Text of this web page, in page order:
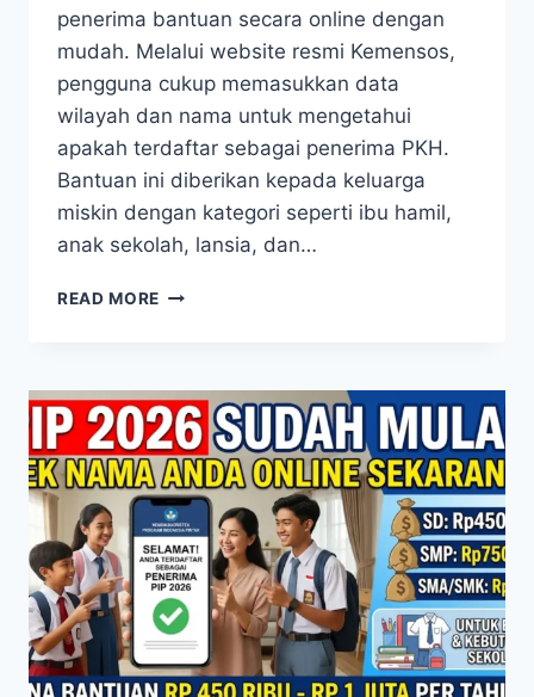
penerima bantuan secara online dengan
mudah. Melalui website resmi Kemensos,
pengguna cukup memasukkan data
wilayah dan nama untuk mengetahui
apakah terdaftar sebagai penerima PKH.
Bantuan ini diberikan kepada keluarga
miskin dengan kategori seperti ibu hamil,
anak sekolah, lansia, dan…
READ MORE PROGRAM
CARA
CEK
PENERIMA
DAN
JADWAL
PENCAIRAN
TERBARU